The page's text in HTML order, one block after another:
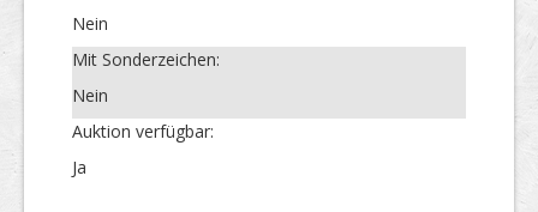
Nein
Mit Sonderzeichen:
Nein
Auktion verfügbar:
Ja